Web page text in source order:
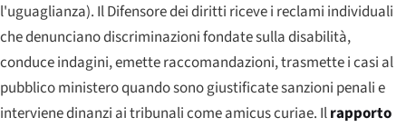
l'uguaglianza). Il Difensore dei diritti riceve i reclami individuali
che denunciano discriminazioni fondate sulla disabilità,
conduce indagini, emette raccomandazioni, trasmette i casi al
pubblico ministero quando sono giustificate sanzioni penali e
interviene dinanzi ai tribunali comeamicus curiae. Ilrapporto